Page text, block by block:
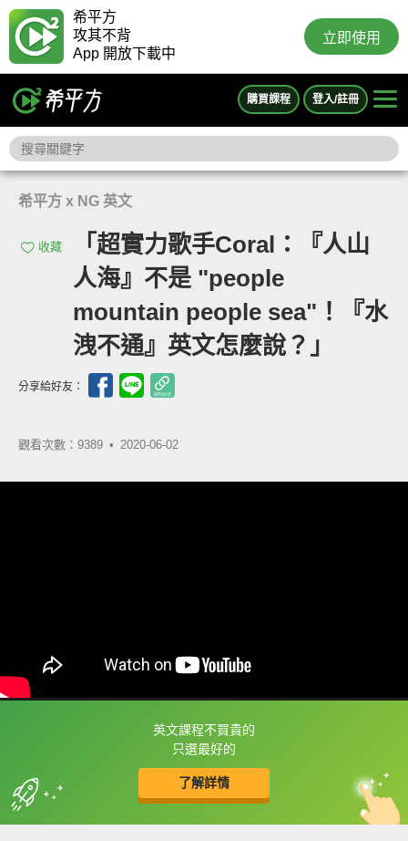
希平方
攻其不背
App 開放下載中
立即使用
購買課程 登入/註冊
希平方 x NG 英文
收藏
「超實力歌手Coral：『人山
人海』不是 "people
mountain people sea"！『水
洩不通』英文怎麼說？」
分享給好友：
觀看次數：9389 • 2020-06-02
英文課程不買貴的
只選最好的
了解詳情
框選或點兩下字幕可以直接查字典喔！